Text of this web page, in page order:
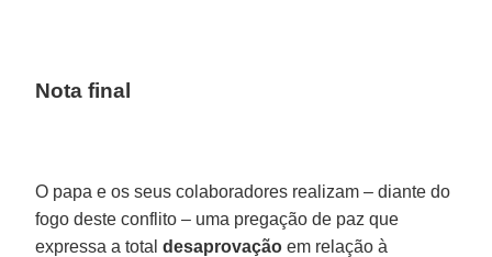
Nota final
O papa e os seus colaboradores realizam – diante do
fogo deste conflito – uma pregação de paz que
expressa a totaldesaprovação em relação à